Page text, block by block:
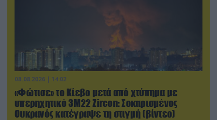
08.08.2026 | 14:02
«Φώτισε» το Κίεβο μετά από χτύπημα με
υπερηχητικό 3M22 Zircon: Σοκαρισμένος
Ουκρανός κατέγραψε τη στιγμή (βίντεο)